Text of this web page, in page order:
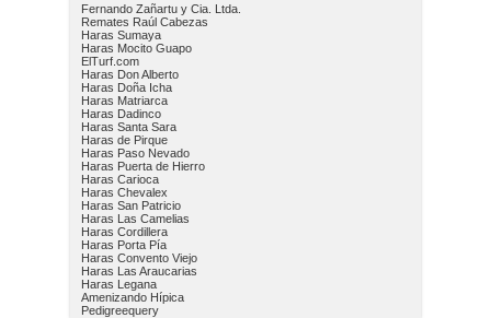
Fernando Zañartu y Cia. Ltda.
Remates Raúl Cabezas
Haras Sumaya
Haras Mocito Guapo
ElTurf.com
Haras Don Alberto
Haras Doña Icha
Haras Matriarca
Haras Dadinco
Haras Santa Sara
Haras de Pirque
Haras Paso Nevado
Haras Puerta de Hierro
Haras Carioca
Haras Chevalex
Haras San Patricio
Haras Las Camelias
Haras Cordillera
Haras Porta Pía
Haras Convento Viejo
Haras Las Araucarias
Haras Legana
Amenizando Hípica
Pedigreequery